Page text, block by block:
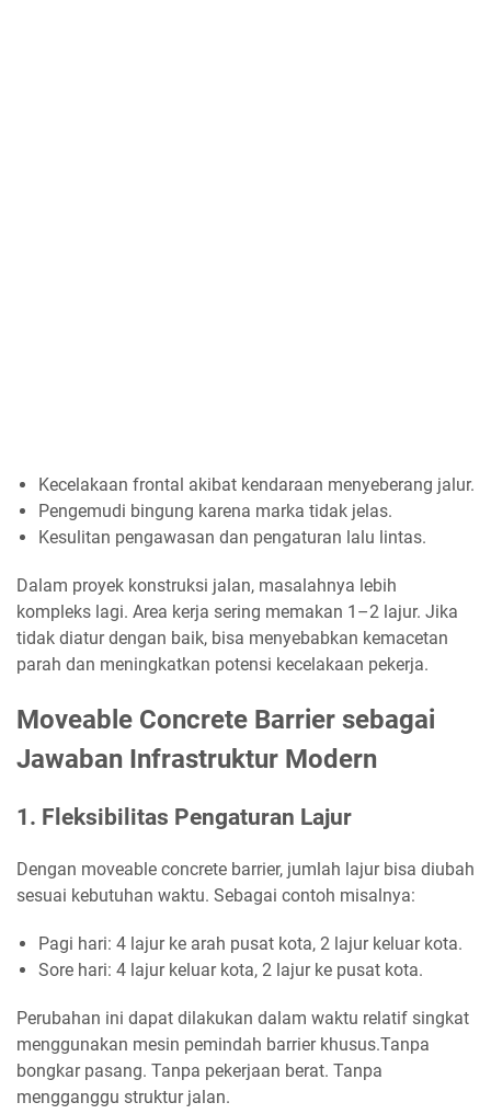
Kecelakaan frontal akibat kendaraan menyeberang jalur.
Pengemudi bingung karena marka tidak jelas.
Kesulitan pengawasan dan pengaturan lalu lintas.
Dalam proyek konstruksi jalan, masalahnya lebih
kompleks lagi. Area kerja sering memakan 1–2 lajur. Jika
tidak diatur dengan baik, bisa menyebabkan kemacetan
parah dan meningkatkan potensi kecelakaan pekerja.
Moveable Concrete Barrier sebagai
Jawaban Infrastruktur Modern
1. Fleksibilitas Pengaturan Lajur
Dengan moveable concrete barrier, jumlah lajur bisa diubah
sesuai kebutuhan waktu. Sebagai contoh misalnya:
Pagi hari: 4 lajur ke arah pusat kota, 2 lajur keluar kota.
Sore hari: 4 lajur keluar kota, 2 lajur ke pusat kota.
Perubahan ini dapat dilakukan dalam waktu relatif singkat
menggunakan mesin pemindah barrier khusus.Tanpa
bongkar pasang. Tanpa pekerjaan berat. Tanpa
mengganggu struktur jalan.